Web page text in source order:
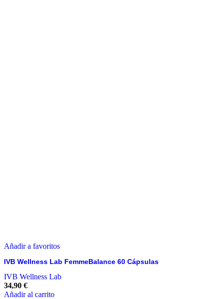
Añadir a favoritos
IVB Wellness Lab FemmeBalance 60 Cápsulas
IVB Wellness Lab
34,90 €
Añadir al carrito